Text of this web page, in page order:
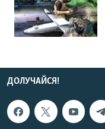
ДОЛУЧАЙСЯ!